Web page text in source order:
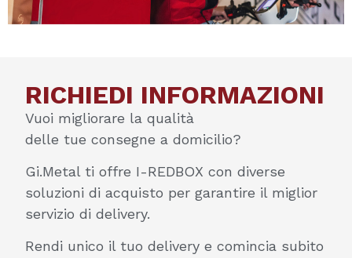
RICHIEDI INFORMAZIONI
Vuoi migliorare la qualità
delle tue consegne a domicilio?
Gi.Metal ti offre I-REDBOX con diverse
soluzioni di acquisto per garantire il miglior
servizio di delivery.
Rendi unico il tuo delivery e comincia subito